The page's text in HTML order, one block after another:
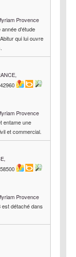
Provence
d'étude
qui lui ouvre
Provence
entame une
et commercial.
Provence
est détaché dans